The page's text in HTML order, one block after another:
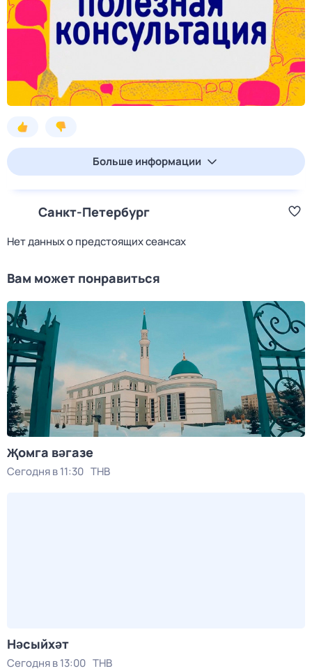
Больше информации
Санкт-Петербург
Нет данных о предстоящих сеансах
Вам может понравиться
Җомга вәгазе
Сегодня в 11:30 ТНВ
Нәсыйхәт
Сегодня в 13:00 ТНВ